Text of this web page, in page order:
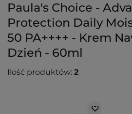
Paula's Choice -
Protection Daily
50 PA++++ - Krem
Dzień - 60ml
Ilość produktów: 2